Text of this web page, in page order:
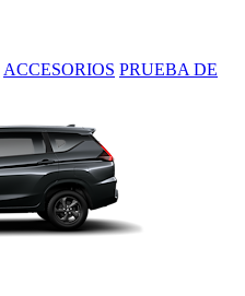
ACCESORIOS PRUEBA DE